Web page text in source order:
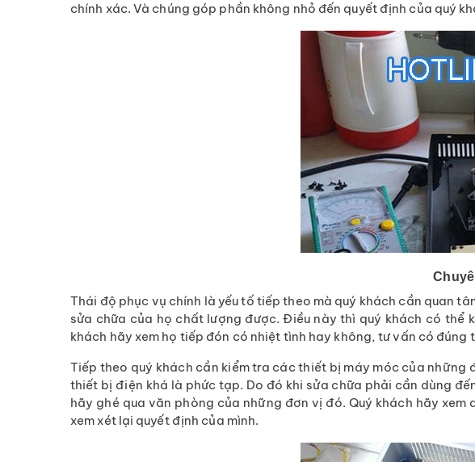
chính xác. Và chúng góp phần không nhỏ đến quyết định của quý
Thái độ phục vụ chính là yếu tố tiếp theo mà quý khách cần quan
sửa chữa của họ chất lượng được. Điều này thì quý khách có thể
khách hãy xem họ tiếp đón có nhiệt tình hay không, tư vấn có
Tiếp theo quý khách cần kiểm tra các thiết bị máy móc của những
thiết bị điện khá là phức tạp. Do đó khi sửa chữa phải cần dùng
hãy ghé qua văn phòng của những đơn vị đó. Quý khách hãy
xem xét lại quyết định của mình.